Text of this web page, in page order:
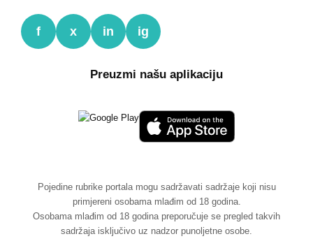
f x in ig
Preuzmi našu aplikaciju
Pojedine rubrike portala mogu sadržavati sadržaje koji nisu
primjereni osobama mlađim od 18 godina.
Osobama mlađim od 18 godina preporučuje se pregled takvih
sadržaja isključivo uz nadzor punoljetne osobe.